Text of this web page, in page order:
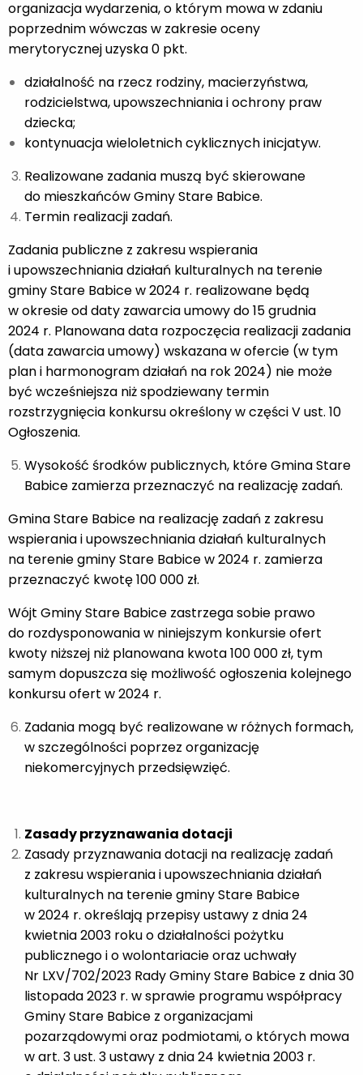
organizacja wydarzenia, o którym mowa w zdaniu
poprzednim wówczas w zakresie oceny
merytorycznej uzyska 0 pkt.
działalność na rzecz rodziny, macierzyństwa,
rodzicielstwa, upowszechniania i ochrony praw
dziecka;
kontynuacja wieloletnich cyklicznych inicjatyw.
Realizowane zadania muszą być skierowane
do mieszkańców Gminy Stare Babice.
Termin realizacji zadań.
Zadania publiczne z zakresu wspierania
i upowszechniania działań kulturalnych na terenie
gminy Stare Babice w 2024 r. realizowane będą
w okresie od daty zawarcia umowy do 15 grudnia
2024 r. Planowana data rozpoczęcia realizacji zadania
(data zawarcia umowy) wskazana w ofercie (w tym
plan i harmonogram działań na rok 2024) nie może
być wcześniejsza niż spodziewany termin
rozstrzygnięcia konkursu określony w części V ust. 10
Ogłoszenia.
Wysokość środków publicznych, które Gmina Stare
Babice zamierza przeznaczyć na realizację zadań.
Gmina Stare Babice na realizację zadań z zakresu
wspierania i upowszechniania działań kulturalnych
na terenie gminy Stare Babice w 2024 r. zamierza
przeznaczyć kwotę 100 000 zł.
Wójt Gminy Stare Babice zastrzega sobie prawo
do rozdysponowania w niniejszym konkursie ofert
kwoty niższej niż planowana kwota 100 000 zł, tym
samym dopuszcza się możliwość ogłoszenia kolejnego
konkursu ofert w 2024 r.
Zadania mogą być realizowane w różnych formach,
w szczególności poprzez organizację
niekomercyjnych przedsięwzięć.
Zasady przyznawania dotacji
Zasady przyznawania dotacji na realizację zadań
z zakresu wspierania i upowszechniania działań
kulturalnych na terenie gminy Stare Babice
w 2024 r. określają przepisy ustawy z dnia 24
kwietnia 2003 roku o działalności pożytku
publicznego i o wolontariacie oraz uchwały
Nr LXV/702/2023 Rady Gminy Stare Babice z dnia 30
listopada 2023 r. w sprawie programu współpracy
Gminy Stare Babice z organizacjami
pozarządowymi oraz podmiotami, o których mowa
w art. 3 ust. 3 ustawy z dnia 24 kwietnia 2003 r.